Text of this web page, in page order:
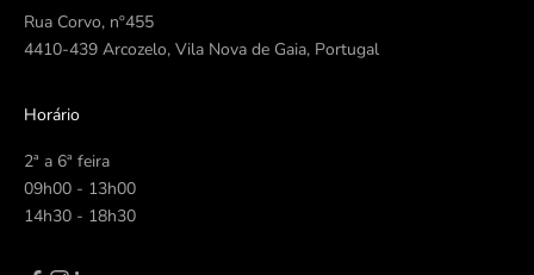
Rua Corvo, nº455
4410-439 Arcozelo, Vila Nova de Gaia, Portugal
Horário
2ª a 6ª feira
09h00 - 13h00
14h30 - 18h30